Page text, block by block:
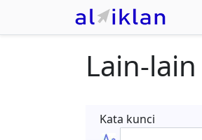
Lain-
Kata kunci